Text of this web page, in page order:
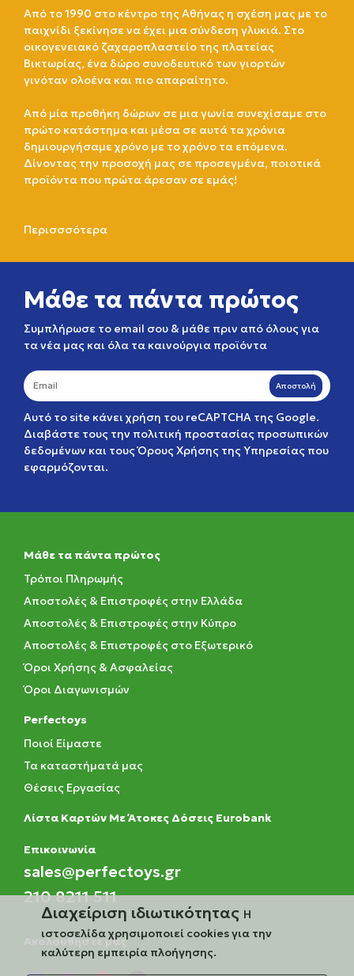
Από το 1990 στο κέντρο της Αθήνας η σχέση μας με το
παιχνίδι ξεκίνησε να έχει μια σύνδεση γλυκιά. Στο
οικογενειακό ζαχαροπλαστείο της πλατείας
Βικτωρίας, ένα δώρο συνοδευτικό των γιορτών
γινόταν ολοένα και πιο απαραίτητο.
Από μία προθήκη δώρων σε μια γωνία συνεχίσαμε στο
πρώτο κατάστημα και μέσα σε αυτά τα χρόνια
δημιουργήσαμε χρόνο με το χρόνο τα επόμενα.
Δίνοντας την προσοχή μας σε προσεγμένα, ποιοτικά
προϊόντα που πρώτα άρεσαν σε εμάς!
Περισσσότερα
Μάθε τα πάντα πρώτος
Συμπλήρωσε το email σου & μάθε πριν από όλους για
τα νέα μας και όλα τα καινούργια προϊόντα
Αποστολή
Αυτό το site κάνει χρήση του reCAPTCHA της Google.
Διαβάστε τους την πολιτική προστασίας προσωπικών
δεδομένων και τουςΌρους Χρήσης της Υπηρεσίας που
εφαρμόζονται.
Μάθε τα πάντα πρώτος
Τρόποι Πληρωμής
Αποστολές & Επιστροφές στην Ελλάδα
Αποστολές & Επιστροφές στην Κύπρο
Αποστολές & Επιστροφές στο Εξωτερικό
Όροι Χρήσης & Ασφαλείας
Όροι Διαγωνισμών
Perfectoys
Ποιοί Είμαστε
Τα καταστήματά μας
Θέσεις Εργασίας
Λίστα Καρτών Με Άτοκες Δόσεις Eurobank
Eπικοινωνία
sales@perfectoys.gr
210 8211 511
Ακολουθήστε μας
Διαχείριση ιδιωτικότητας Η
ιστοσελίδα χρησιμοποιεί cookies για την
καλύτερη εμπειρία πλοήγησης.